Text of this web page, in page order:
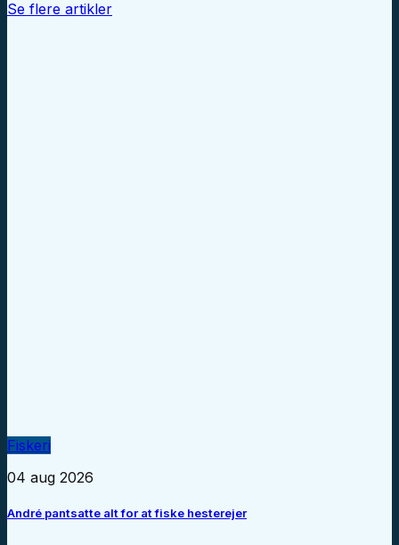
Se flere artikler
Fiskeri
04 aug 2026
André pantsatte alt for at fiske hesterejer